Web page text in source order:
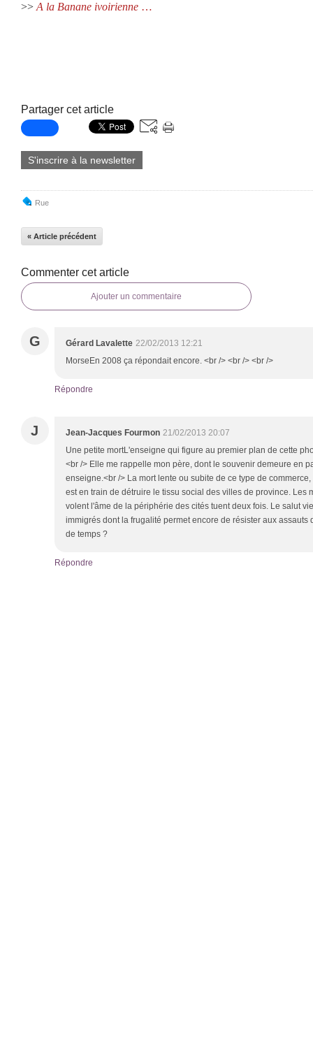
>> A la Banane ivoirienne …
Partager cet article
S'inscrire à la newsletter
Rue
« Article précédent
Commenter cet article
Ajouter un commentaire
G Gérard Lavalette 22/02/2013 12:21
MorseEn 2008 ça répondait encore. <br /> <br /> <br />
Répondre
J Jean-Jacques Fourmon 21/02/2013 20:07
Une petite mortL'enseigne qui figure au premier plan de cette
<br /> Elle me rappelle mon père, dont le souvenir demeure en
enseigne.<br /> La mort lente ou subite de ce type de
est en train de détruire le tissu social des villes de province. Les
volent l'âme de la périphérie des cités tuent deux fois. Le salut
immigrés dont la frugalité permet encore de résister aux assauts
de temps ?
Répondre